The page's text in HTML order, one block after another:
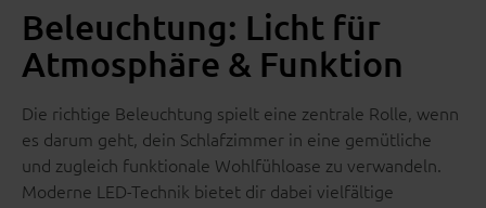
Beleuchtung: Licht für
Atmosphäre & Funktion
Die richtige Beleuchtung spielt eine zentrale Rolle, wenn
es darum geht, dein Schlafzimmer in eine gemütliche
und zugleich funktionale Wohlfühloase zu verwandeln.
Moderne LED-Technik bietet dir dabei vielfältige